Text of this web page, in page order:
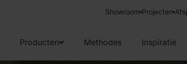
Vakkundige
Showroom Projecten
Producten Methodes Inspiratie